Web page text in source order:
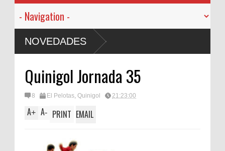
NOVEDADES
Quinigol Jornada 35
8 El Pelotas, Quinigol 21:23:00
A+ A- PRINT EMAIL